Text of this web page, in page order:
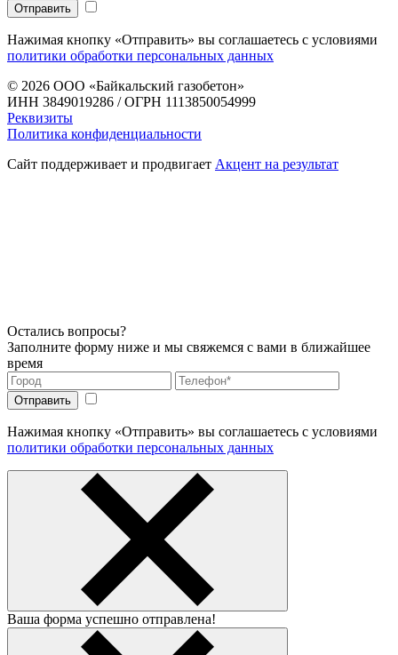
Нажимая кнопку «Отправить» вы соглашаетесь с условиями
политики обработки персональных данных
© 2026 ООО «Байкальский газобетон»
ИНН 3849019286 / ОГРН 1113850054999
Реквизиты
Политика конфиденциальности
Сайт поддерживает и продвигает Акцент на результат
Остались вопросы?
Заполните форму ниже и мы свяжемся с вами в ближайшее
время
Нажимая кнопку «Отправить» вы соглашаетесь с условиями
политики обработки персональных данных
Ваша форма успешно отправлена!